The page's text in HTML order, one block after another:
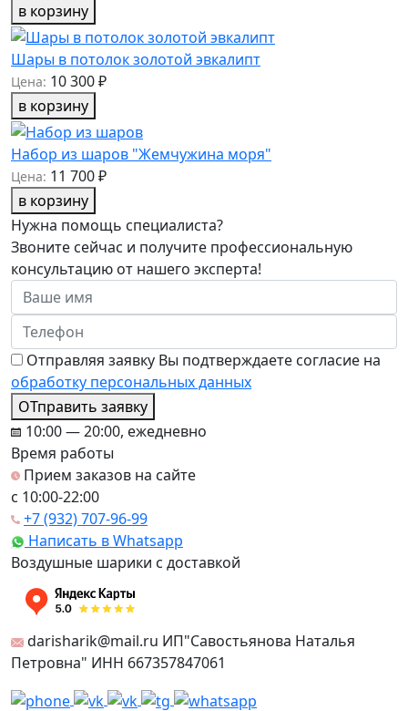
в корзину
Шары в потолок золотой эвкалипт
Цена: 10 300 ₽
в корзину
Набор из шаров "Жемчужина моря"
Цена: 11 700 ₽
в корзину
Нужна помощь специалиста?
Звоните сейчас и получите профессиональную
консультацию от нашего эксперта!
Отправляя заявку Вы подтверждаете согласие на
обработку персональных данных
ОТправить заявку
10:00 — 20:00, ежедневно
Время работы
Прием заказов на сайте
c 10:00-22:00
+7 (932) 707-96-99
Написать в Whatsapp
Воздушные шарики с доставкой
darisharik@mail.ru ИП"Савостьянова Наталья
Петровна" ИНН 667357847061